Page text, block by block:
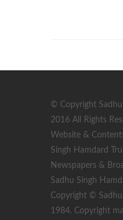
© Copyright
2016 All Rights
Website &
Singh Hamdard
Newspapers &
Sadhu Singh
Copyright ©
1984. Copyright